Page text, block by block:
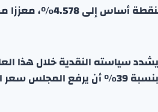
ارتفع عائد سندات الخزانة
سياسته النقدية خلال هذا